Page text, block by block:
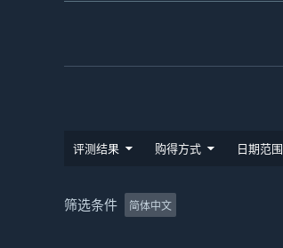
评测结果 购得方式 日期范围
筛选条件 简体中文